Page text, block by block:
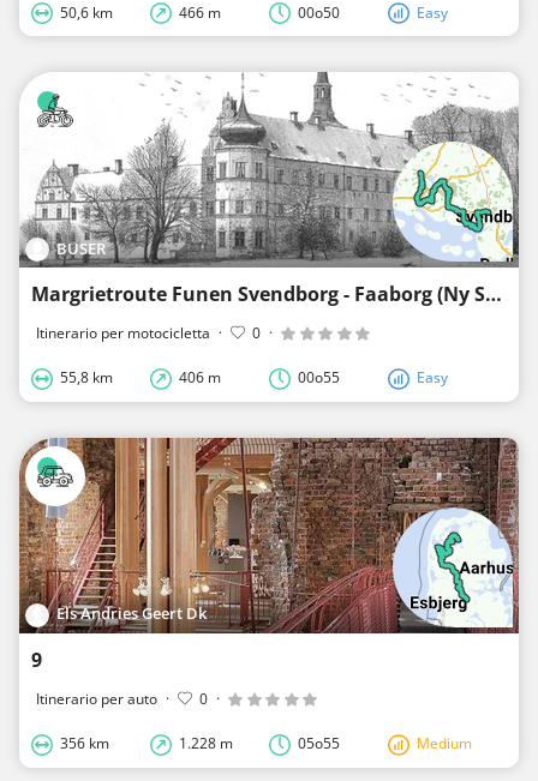
50,6 km 466 m 00o50 Easy
BUSER
Margrietroute Funen Svendborg - Faaborg (Ny Stenderup)
Itinerario per motocicletta · 0 ·
55,8 km 406 m 00o55 Easy
Els Andries Geert Dk
9
Itinerario per auto · 0 ·
356 km 1.228 m 05o55 Medium